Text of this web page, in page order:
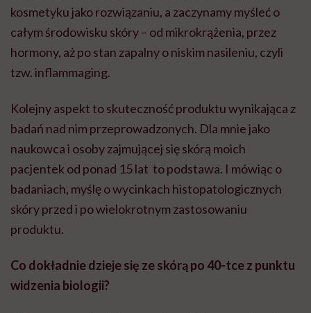
kosmetyku jako rozwiązaniu, a zaczynamy myśleć o
całym środowisku skóry – od mikrokrążenia, przez
hormony, aż po stan zapalny o niskim nasileniu, czyli
tzw. inflammaging.
Kolejny aspekt to skuteczność produktu wynikająca z
badań nad nim przeprowadzonych. Dla mnie jako
naukowca i osoby zajmującej się skórą moich
pacjentek od ponad 15 lat to podstawa. I mówiąc o
badaniach, myślę o wycinkach histopatologicznych
skóry przed i po wielokrotnym zastosowaniu
produktu.
Co dokładnie dzieje się ze skórą po 40-tce z punktu
widzenia biologii?